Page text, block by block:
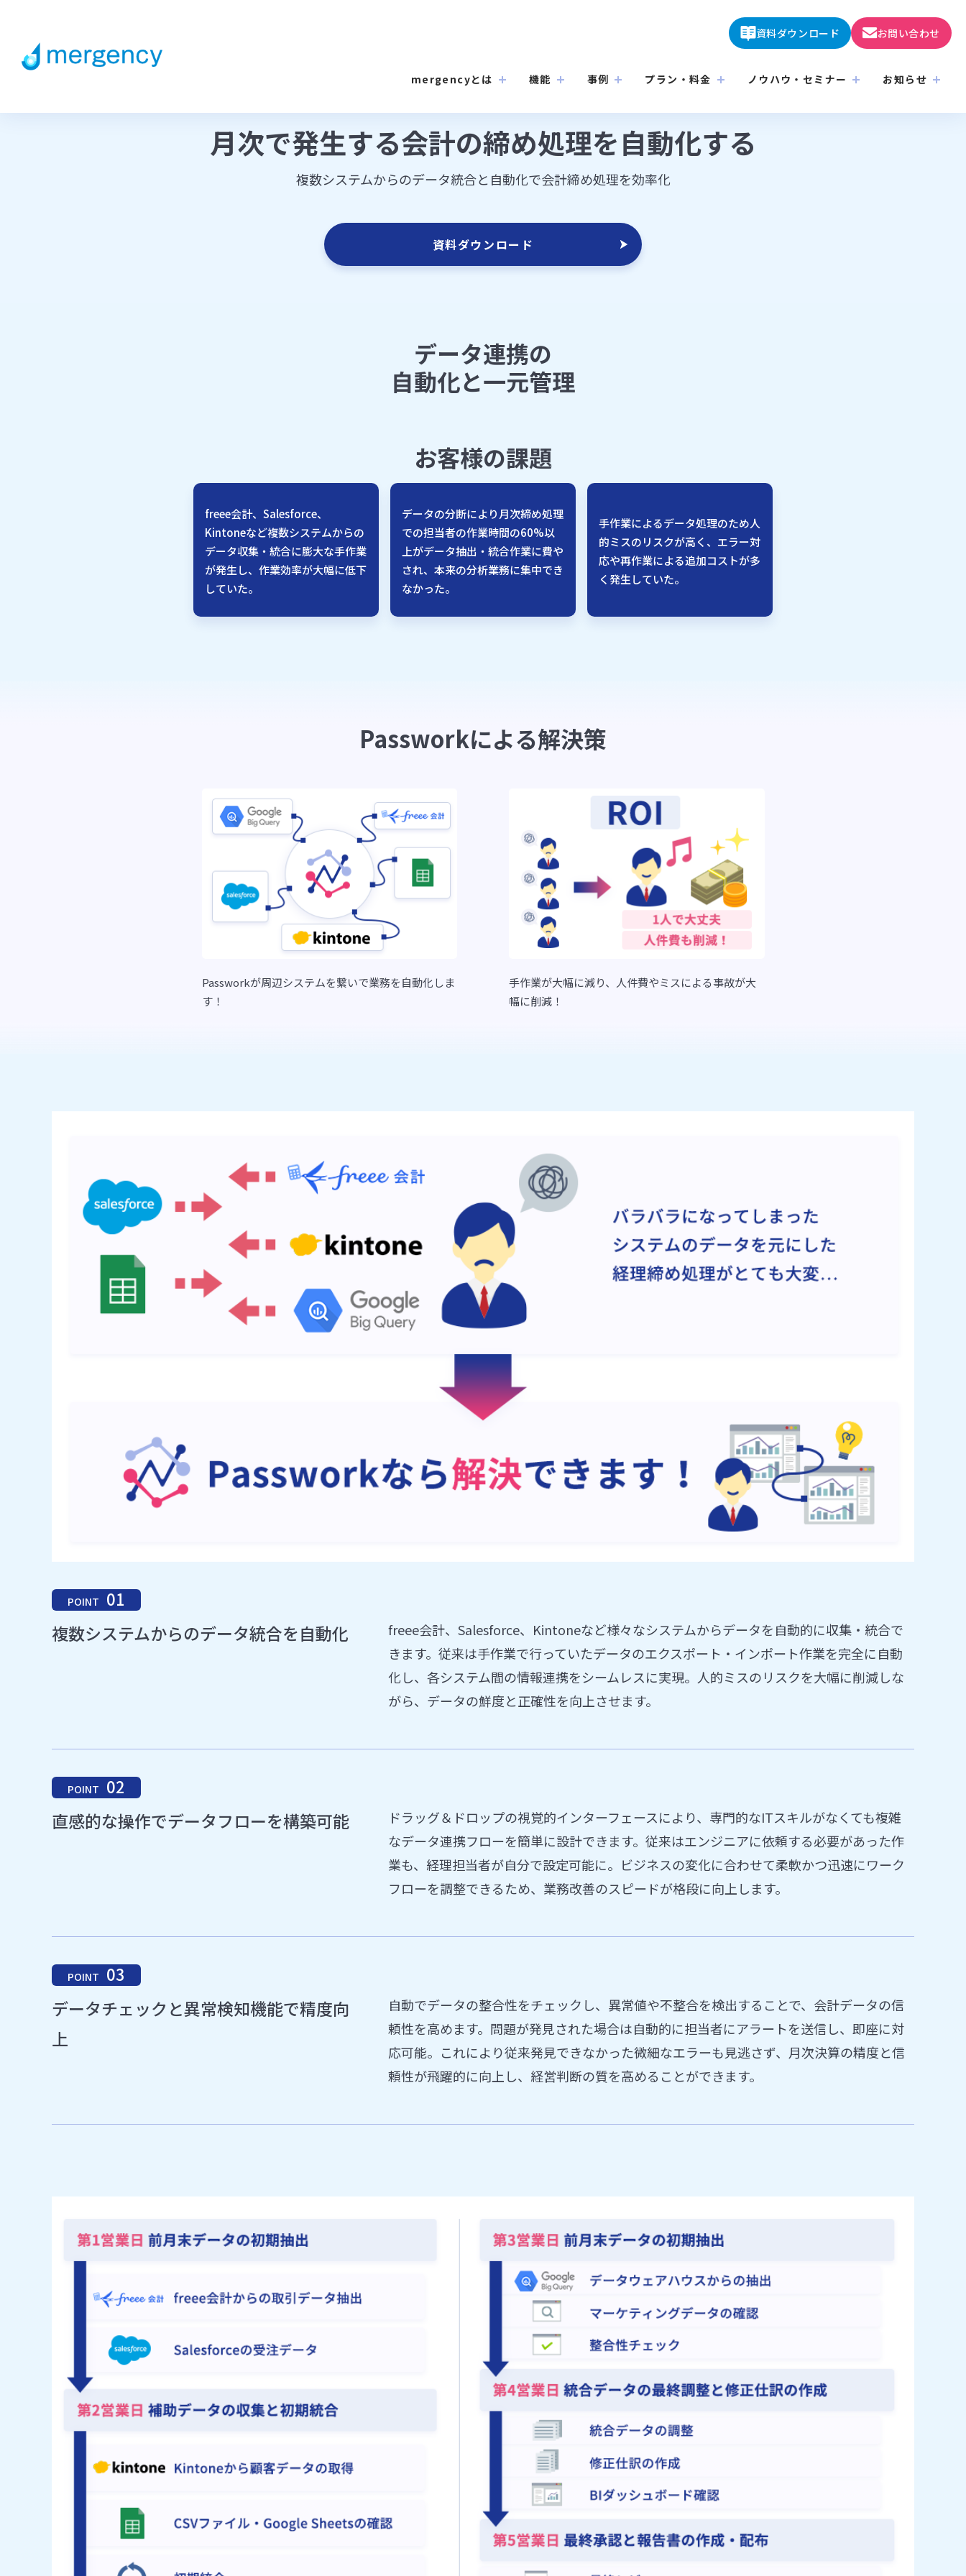
mergencyとは 機能 事例 プラン・料金 ノウハウ・セミナー お知らせ
資料ダウンロード お問い合わせ
月次で発生する会計の締め処理を自動化する
複数システムからのデータ統合と自動化で会計締め処理を効率化
資料ダウンロード
データ連携の
自動化と一元管理
お客様の課題
freee会計、Salesforce、
Kintoneなど複数システムからの
データ収集・統合に膨大な手作業
が発生し、作業効率が大幅に低下
していた。
データの分断により月次締め処理
での担当者の作業時間の60%以
上がデータ抽出・統合作業に費や
され、本来の分析業務に集中でき
なかった。
手作業によるデータ処理のため人
的ミスのリスクが高く、エラー対
応や再作業による追加コストが多
く発生していた。
Passworkによる解決策
Passworkが周辺システムを繋いで業務を自動化しま
す！
手作業が大幅に減り、人件費やミスによる事故が大
幅に削減！
POINT 01
複数システムからのデータ統合を自動化
freee会計、Salesforce、Kintoneなど様々なシステムからデータを自動的に収集・統合で
きます。従来は手作業で行っていたデータのエクスポート・インポート作業を完全に自動
化し、各システム間の情報連携をシームレスに実現。人的ミスのリスクを大幅に削減しな
がら、データの鮮度と正確性を向上させます。
POINT 02
直感的な操作でデータフローを構築可能
ドラッグ＆ドロップの視覚的インターフェースにより、専門的なITスキルがなくても複雑
なデータ連携フローを簡単に設計できます。従来はエンジニアに依頼する必要があった作
業も、経理担当者が自分で設定可能に。ビジネスの変化に合わせて柔軟かつ迅速にワーク
フローを調整できるため、業務改善のスピードが格段に向上します。
POINT 03
データチェックと異常検知機能で精度向
上
自動でデータの整合性をチェックし、異常値や不整合を検出することで、会計データの信
頼性を高めます。問題が発見された場合は自動的に担当者にアラートを送信し、即座に対
応可能。これにより従来発見できなかった微細なエラーも見逃さず、月次決算の精度と信
頼性が飛躍的に向上し、経営判断の質を高めることができます。